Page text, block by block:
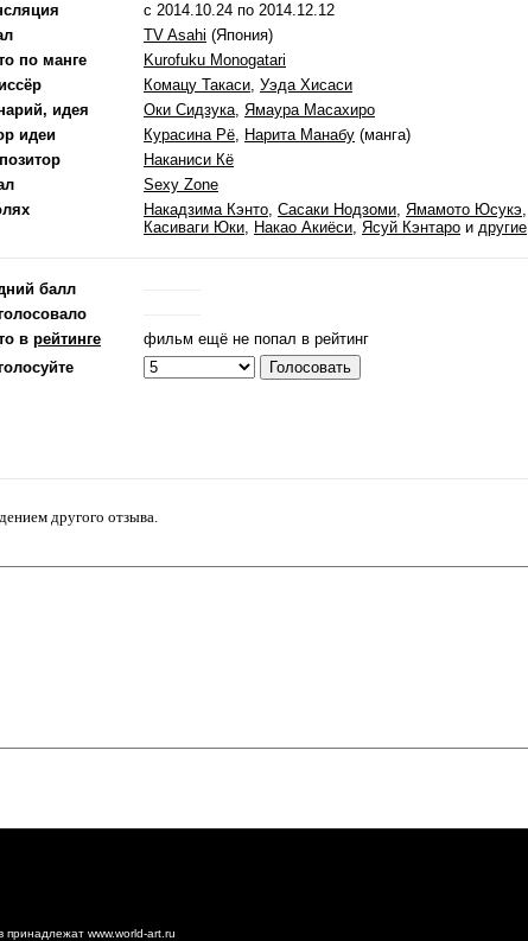
с 2014.10.24 по 2014.12.12
TV Asahi (Япония)
по манге
Kurofuku Monogatari
Комацу Такаси, Уэда Хисаси
идея
Оки Сидзука, Ямаура Масахиро
идеи
Курасина Рё, Нарита Манабу (манга)
Наканиси Кё
Sexy Zone
Накадзима Кэнто, Сасаки Нодзоми, Ямамото Юсукэ,
Касиваги Юки, Накао Акиёси, Ясуй Кэнтаро и другие
балл
в рейтинге
фильм ещё не попал в рейтинг
другого отзыва.
www.world-art.ru